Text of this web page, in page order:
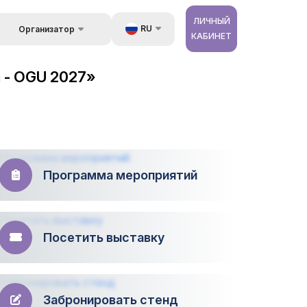
Организатор
Kонтакты
RU
ЛИЧНЫЙ
КАБИНЕТ
OGU 2027»
Программа мероприятий
Посетить выставку
Забронировать стенд